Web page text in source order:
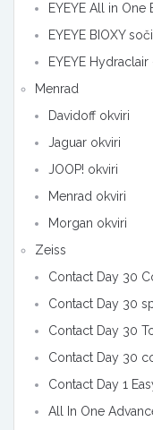
EYEYE All in
EYEYE BIOXY
EYEYE
Menrad
Davidoff okviri
Jaguar okviri
JOOP! okviri
Menrad okviri
Morgan okviri
Zeiss
Contact Day 30
Contact Day 30
Contact Day 30
Contact Day 30
Contact Day 1
All In One